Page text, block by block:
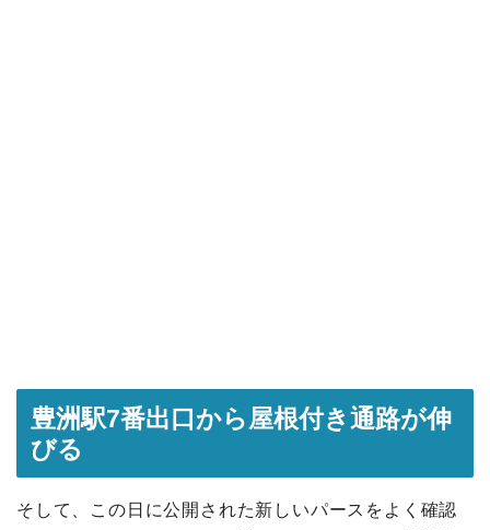
豊洲駅7番出口から屋根付き通路が伸
びる
そして、この日に公開された新しいパースをよく確認